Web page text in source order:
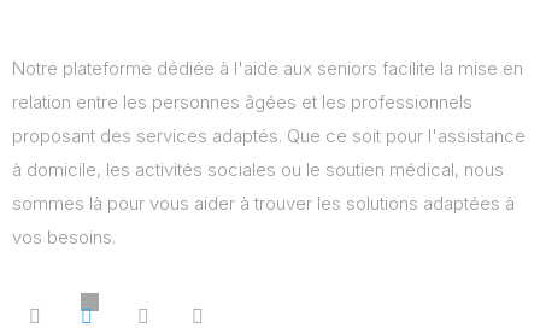
Notre plateforme dédiée à l'aide aux seniors facilite la mise en
relation entre les personnes âgées et les professionnels
proposant des services adaptés. Que ce soit pour l'assistance
à domicile, les activités sociales ou le soutien médical, nous
sommes là pour vous aider à trouver les solutions adaptées à
vos besoins.